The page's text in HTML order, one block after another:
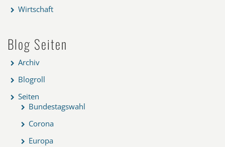
Wirtschaft
Blog Seiten
Archiv
Blogroll
Seiten
Bundestagswahl
Corona
Europa